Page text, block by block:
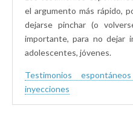
el argumento más rápido,
dejarse pinchar (o
importante, para no dejar
adolescentes, jóvenes.
Testimonios
inyecciones